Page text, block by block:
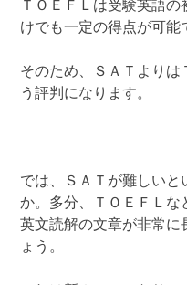
ＴＯＥＦＬは受験英語
けでも一定の得点が可能
そのため、ＳＡＴよりは
う評判になります。
では、ＳＡＴが難しいと
か。多分、ＴＯＥＦＬな
英文読解の文章が非常に
ょう。